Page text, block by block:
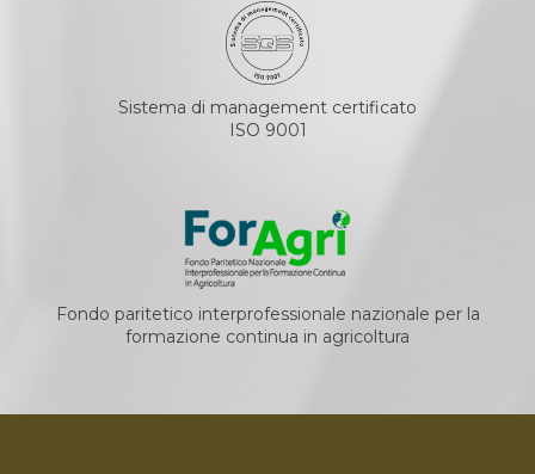
Sistema di management certificato
ISO 9001
Fondo paritetico interprofessionale nazionale per la
formazione continua in agricoltura